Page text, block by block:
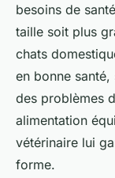
besoins de
taille soit plus
chats
en bonne
des problèmes
alimentation
vétérinaire lui
forme.